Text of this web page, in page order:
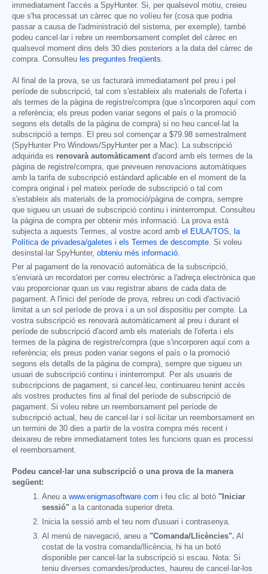
immediatament l'accés a SpyHunter. Si, per qualsevol motiu, creieu
que s'ha processat un càrrec que no volíeu fer (cosa que podria
passar a causa de l'administració del sistema, per exemple), també
podeu cancel·lar i rebre un reemborsament complet del càrrec en
qualsevol moment dins dels 30 dies posteriors a la data del càrrec de
compra. Consulteu les preguntes freqüents
Al final de la prova, se us facturarà immediatament pel preu i pel
període de subscripció, tal com s'estableix als materials de l'oferta i
als termes de la pàgina de registre/compra (que s'incorporen aquí com
a referència; els preus poden variar segons el país o la promoció
segons els detalls de la pàgina de compra) si no heu cancel·lat la
subscripció a temps. El preu sol començar a $79.98 semestralment
(SpyHunter Pro Windows/SpyHunter per a Mac). La subscripció
adquirida es renovarà automàticament d'acord amb els termes de la
pàgina de registre/compra, que preveuen renovacions automàtiques
amb la tarifa de subscripció estàndard aplicable en el moment de la
compra original i pel mateix període de subscripció o tal com
s'estableix als materials de la promoció/pàgina de compra, sempre
que sigueu un usuari de subscripció continu i ininterromput. Consulteu
la pàgina de compra per obtenir més informació. La prova està
subjecta a aquests Termes, al vostre acord amb el EULA/TOS
la
Política de privadesa/galetes i els Termes de descompte . Si voleu
desinstal·lar SpyHunter, obteniu més informació
Per al pagament de la renovació automàtica de la subscripció,
s'enviarà un recordatori per correu electrònic a l'adreça electrònica que
vau proporcionar quan us vau registrar abans de cada data de
pagament. A l'inici del període de prova, rebreu un codi d'activació
limitat a un sol període de prova i a un sol dispositiu per compte. La
vostra subscripció es renovarà automàticament al preu i durant el
període de subscripció d'acord amb els materials de l'oferta i els
termes de la pàgina de registre/compra (que s'incorporen aquí com a
referència; els preus poden variar segons el país o la promoció
segons els detalls de la pàgina de compra), sempre que sigueu un
usuari de subscripció continu i ininterromput. Per als usuaris de
subscripcions de pagament, si cancel·leu, continuareu tenint accés
als vostres productes fins al final del període de subscripció de
pagament. Si voleu rebre un reemborsament pel període de
subscripció actual, heu de cancel·lar i sol·licitar un reemborsament en
un termini de 30 dies a partir de la vostra compra més recent i
deixareu de rebre immediatament totes les funcions quan es processi
el reemborsament.
Podeu cancel·lar una subscripció o una prova de la manera
següent:
Aneu a www.enigmasoftware.com i feu clic al botó "Iniciar
sessió" a la cantonada superior dreta.
Inicia la sessió amb el teu nom d'usuari i contrasenya.
Al menú de navegació, aneu a "Comanda/Llicències". Al
costat de la vostra comanda/llicència, hi ha un botó
disponible per cancel·lar la subscripció si escau. Nota: Si
teniu diverses comandes/productes, haureu de cancel·lar-los